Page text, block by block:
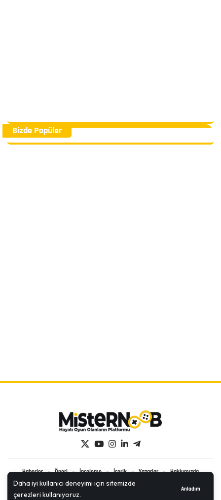
Daha iyi kullanıcı deneyimi için sitemizde
çerezleri kullanıyoruz.
Anladım
Bizde Popüler
Haberler Öneri İnceleme İçerik Yazarlar
Hakkımızda
İletişim